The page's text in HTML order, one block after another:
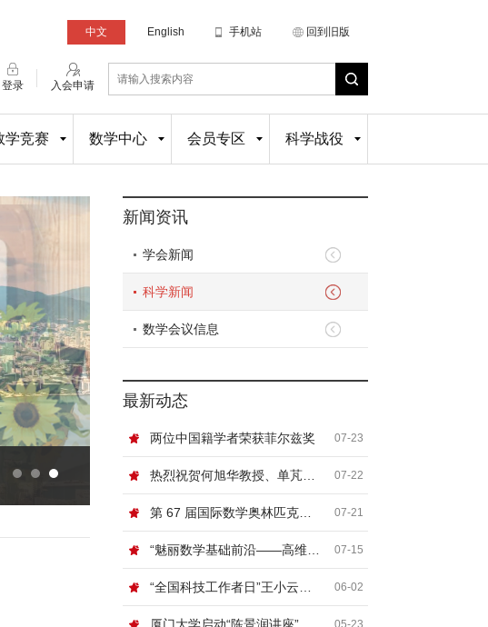
中文 English 手机站 回到旧版
登录 入会申请
学竞赛 数学中心 会员专区 科学战役
新闻资讯
学会新闻
科学新闻
数学会议信息
最新动态
两位中国籍学者荣获菲尔兹奖 07-23
07-22
07-21
07-15
06-02
05-23